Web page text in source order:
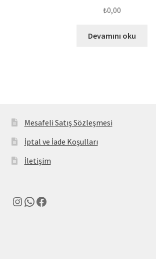
₺0,00
Devamını oku
Mesafeli Satış Sözleşmesi
İptal ve İade Koşulları
İletişim
Instagram
WhatsApp
Facebook